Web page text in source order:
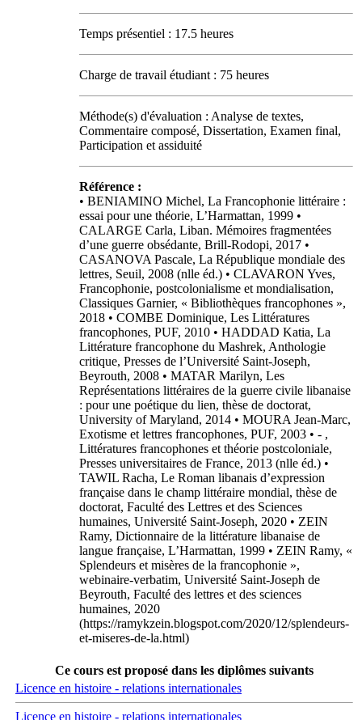
Temps présentiel : 17.5 heures
Charge de travail étudiant : 75 heures
Méthode(s) d'évaluation : Analyse de textes,
Commentaire composé, Dissertation, Examen final,
Participation et assiduité
Référence :
• BENIAMINO Michel, La Francophonie littéraire :
essai pour une théorie, L’Harmattan, 1999 •
CALARGE Carla, Liban. Mémoires fragmentées
d’une guerre obsédante, Brill-Rodopi, 2017 •
CASANOVA Pascale, La République mondiale des
lettres, Seuil, 2008 (nlle éd.) • CLAVARON Yves,
Francophonie, postcolonialisme et mondialisation,
Classiques Garnier, « Bibliothèques francophones »,
2018 • COMBE Dominique, Les Littératures
francophones, PUF, 2010 • HADDAD Katia, La
Littérature francophone du Mashrek, Anthologie
critique, Presses de l’Université Saint-Joseph,
Beyrouth, 2008 • MATAR Marilyn, Les
Représentations littéraires de la guerre civile libanaise
: pour une poétique du lien, thèse de doctorat,
University of Maryland, 2014 • MOURA Jean-Marc,
Exotisme et lettres francophones, PUF, 2003 • - ,
Littératures francophones et théorie postcoloniale,
Presses universitaires de France, 2013 (nlle éd.) •
TAWIL Racha, Le Roman libanais d’expression
française dans le champ littéraire mondial, thèse de
doctorat, Faculté des Lettres et des Sciences
humaines, Université Saint-Joseph, 2020 • ZEIN
Ramy, Dictionnaire de la littérature libanaise de
langue française, L’Harmattan, 1999 • ZEIN Ramy, «
Splendeurs et misères de la francophonie »,
webinaire-verbatim, Université Saint-Joseph de
Beyrouth, Faculté des lettres et des sciences
humaines, 2020
(https://ramykzein.blogspot.com/2020/12/splendeurs-
et-miseres-de-la.html)
Ce cours est proposé dans les diplômes suivants
Licence en histoire - relations internationales
Licence en histoire - relations internationales